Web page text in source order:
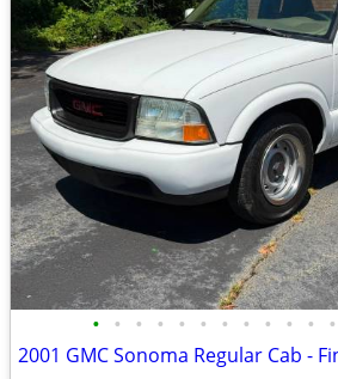
• • • • • • • • • • • •
2001 GMC Sonoma Regular Cab -